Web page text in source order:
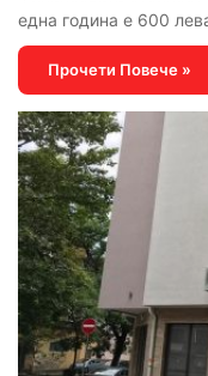
една година е 600
Прочети Повече »